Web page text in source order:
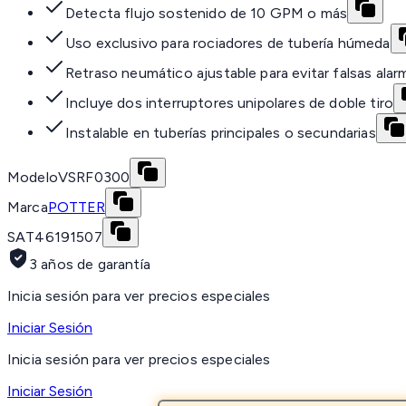
Detecta flujo sostenido de 10 GPM o más
Uso exclusivo para rociadores de tubería húmeda
Retraso neumático ajustable para evitar falsas
Incluye dos interruptores unipolares de doble tiro
Instalable en tuberías principales o secundarias
ModeloVSRF0300
MarcaPOTTER
SAT46191507
3 años de garantía
Inicia sesión para ver precios especiales
Iniciar Sesión
Inicia sesión para ver precios especiales
Iniciar Sesión